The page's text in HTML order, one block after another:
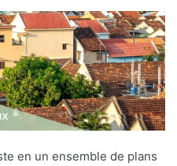
en un ensemble de plans